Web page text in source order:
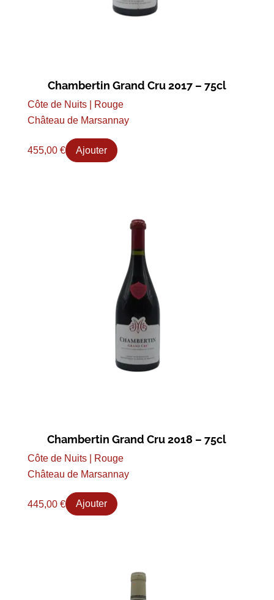
Chambertin Grand Cru 2017 – 75cl
Côte de Nuits | Rouge
Château de Marsannay
455,00 € Ajouter
Chambertin Grand Cru 2018 – 75cl
Côte de Nuits | Rouge
Château de Marsannay
445,00 € Ajouter